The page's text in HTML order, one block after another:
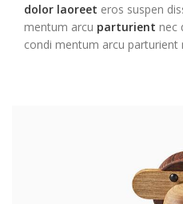
dolor laoreet eros suspen
mentum arcu parturient nec
condi mentum arcu parturient